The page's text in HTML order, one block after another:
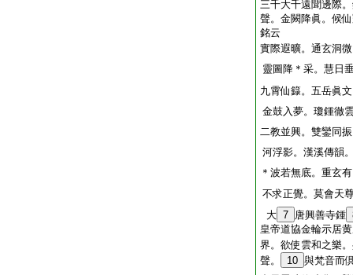
三千大千遠聞邊際
聲。金闕降眞。候
銘云
實際遐曠。通玄洞
靈圖降＊采。慧日
九霄仙籙。五岳眞
金鼓入夢。瓊鍾徹
二教並興。雙鑾同
河浮影。漢溪傳韻
＊波若無底。重玄
不求正覺。莫會天
大 7 唐興善寺鍾
皇帝道協金輪示居
界。欲使雲和之樂
聲。
10 與梵音而